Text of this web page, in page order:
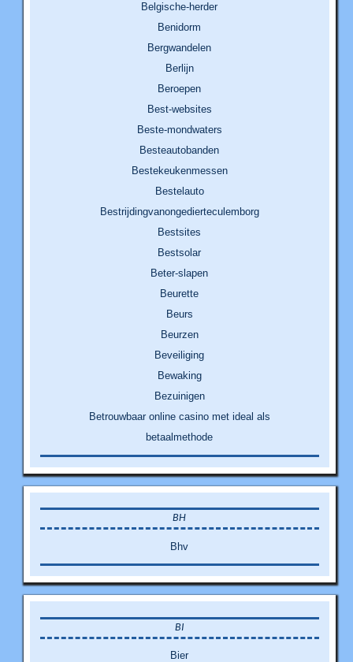
Belgische-herder
Benidorm
Bergwandelen
Berlijn
Beroepen
Best-websites
Beste-mondwaters
Besteautobanden
Bestekeukenmessen
Bestelauto
Bestrijdingvanongedierteculemborg
Bestsites
Bestsolar
Beter-slapen
Beurette
Beurs
Beurzen
Beveiliging
Bewaking
Bezuinigen
Betrouwbaar online casino met ideal als
betaalmethode
BH
Bhv
BI
Bier